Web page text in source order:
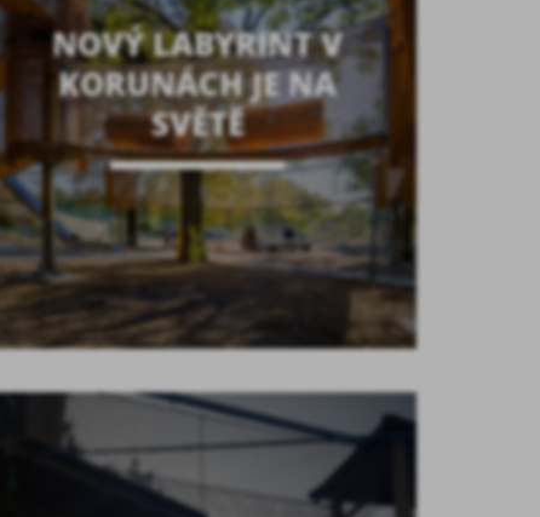
NOVÝ LABYRINT V
KORUNÁCH JE NA
SVĚTĚ